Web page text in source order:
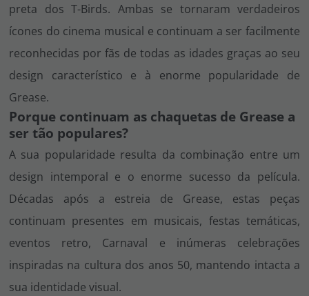
preta dos T-Birds. Ambas se tornaram verdadeiros
ícones do cinema musical e continuam a ser facilmente
reconhecidas por fãs de todas as idades graças ao seu
design característico e à enorme popularidade de
Grease.
Porque continuam as chaquetas de Grease a
ser tão populares?
A sua popularidade resulta da combinação entre um
design intemporal e o enorme sucesso da película.
Décadas após a estreia de Grease, estas peças
continuam presentes em musicais, festas temáticas,
eventos retro, Carnaval e inúmeras celebrações
inspiradas na cultura dos anos 50, mantendo intacta a
sua identidade visual.